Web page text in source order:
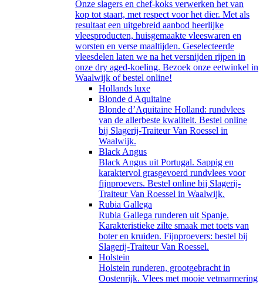
Onze slagers en chef-koks verwerken het van
kop tot staart, met respect voor het dier. Met als
resultaat een uitgebreid aanbod heerlijke
vleesproducten, huisgemaakte vleeswaren en
worsten en verse maaltijden. Geselecteerde
vleesdelen laten we na het versnijden rijpen in
onze dry aged-koeling. Bezoek onze eetwinkel in
Waalwijk of bestel online!
Hollands luxe
Blonde d Aquitaine
Blonde d’Aquitaine Holland: rundvlees
van de allerbeste kwaliteit. Bestel online
bij Slagerij-Traiteur Van Roessel in
Waalwijk.
Black Angus
Black Angus uit Portugal. Sappig en
karaktervol grasgevoerd rundvlees voor
fijnproevers. Bestel online bij Slagerij-
Traiteur Van Roessel in Waalwijk.
Rubia Gallega
Rubia Gallega runderen uit Spanje.
Karakteristieke zilte smaak met toets van
boter en kruiden. Fijnproevers: bestel bij
Slagerij-Traiteur Van Roessel.
Holstein
Holstein runderen, grootgebracht in
Oostenrijk. Vlees met mooie vetmarmering